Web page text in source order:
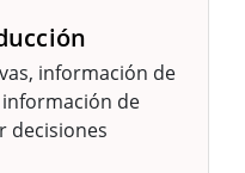
información de
de
decisiones